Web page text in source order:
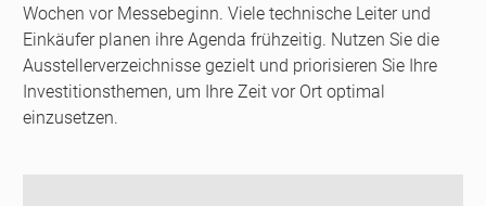
Wochen vor Messebeginn. Viele technische Leiter und
Einkäufer planen ihre Agenda frühzeitig. Nutzen Sie die
Ausstellerverzeichnisse gezielt und priorisieren Sie Ihre
Investitionsthemen, um Ihre Zeit vor Ort optimal
einzusetzen.